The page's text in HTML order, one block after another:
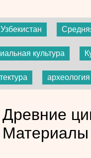
Узбекистан
культура
археология
Древние